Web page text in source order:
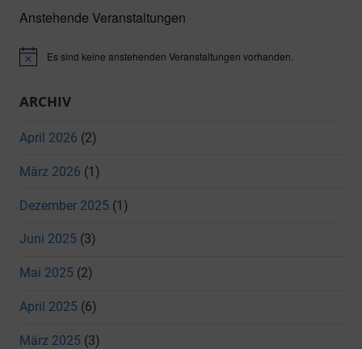
Anstehende Veranstaltungen
HinweisEs sind keine anstehenden Veranstaltungen vorhanden.
ARCHIV
April 2026 (2)
März 2026 (1)
Dezember 2025 (1)
Juni 2025 (3)
Mai 2025 (2)
April 2025 (6)
März 2025 (3)